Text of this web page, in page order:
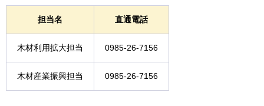
担当名 直通電話
木材利用拡大担当 0985-26-7156
木材産業振興担当 0985-26-7156